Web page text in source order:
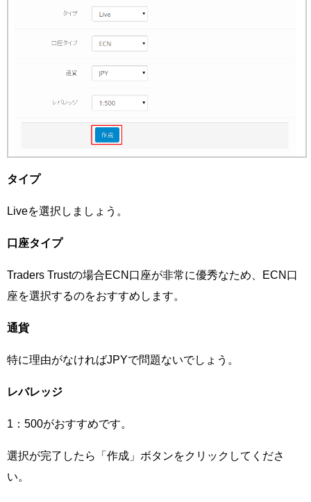
タイプ
Liveを選択しましょう。
口座タイプ
Traders Trustの場合ECN口座が非常に優秀なため、ECN口
座を選択するのをおすすめします。
通貨
特に理由がなければJPYで問題ないでしょう。
レバレッジ
1：500がおすすめです。
選択が完了したら「作成」ボタンをクリックしてくださ
い。